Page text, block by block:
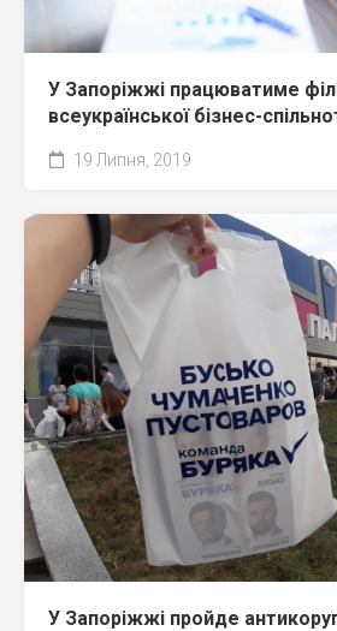
У Запоріжжі працюватиме
всеукраїнської бізнес-
19 Липня, 2019
У Запоріжжі пройде